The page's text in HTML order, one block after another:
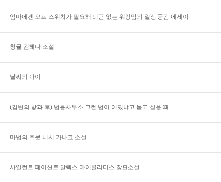
엄마에겐 오프 스위치가 필요해 퇴근 없는 워킹맘의 일상 공감 에세이
청귤 김혜나 소설
날씨의 아이
(김변의 방과 후) 법률사무소 그런 법이 어딨냐고 묻고 싶을 때
마법의 주문 니시 가나코 소설
사일런트 페이션트 알렉스 마이클리디스 장편소설